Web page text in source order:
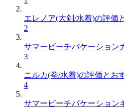
エレノア(大剣/水着)の評価
2
サマービーチバケーション
3
ニルカ(拳/水着)の評価とお
4
サマービーチバケーション